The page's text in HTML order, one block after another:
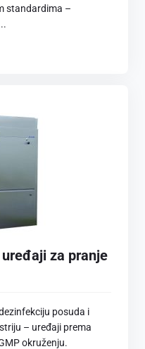
standardima –
za pranje
posuda i
– uređaji prema
okruženju.